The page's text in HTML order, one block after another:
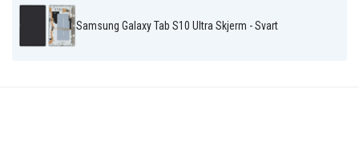
Samsung Galaxy Tab S10 Ultra Skjerm - Svart